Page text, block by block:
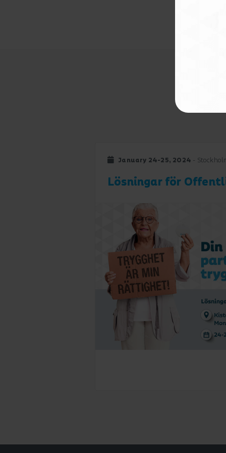
January 24-25, 2024 -
Lösningar för